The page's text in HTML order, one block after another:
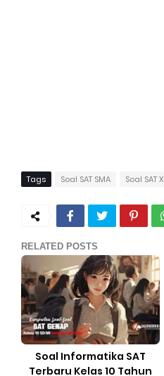
Tags Soal SAT SMA Soal SAT X
RELATED POSTS
Soal Informatika SAT
Terbaru Kelas 10 Tahun